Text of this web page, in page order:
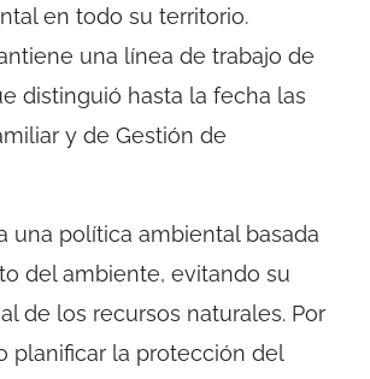
en todo su territorio.
una línea de trabajo de
distinguió hasta la fecha las
y de Gestión de
una política ambiental basada
del ambiente, evitando su
de los recursos naturales. Por
planificar la protección del